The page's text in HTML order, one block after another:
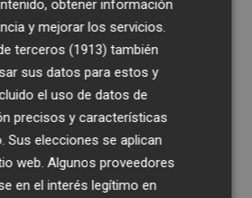
obtener información
y mejorar los servicios.
terceros (1913) también
sus datos para estos y
el uso de datos de
precisos y características
Sus elecciones se aplican
web. Algunos proveedores
en el interés legítimo en